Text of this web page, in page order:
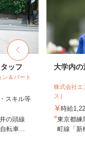
ッフ
＆パート
スキル等
の頭線
転車...
大学内の
株式会社エ
ス］
時給
東京都練
町線「新